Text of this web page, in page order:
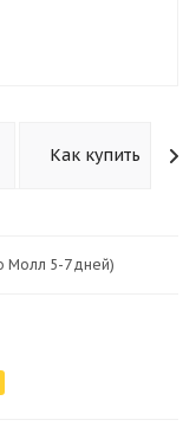
Как купить
Молл 5-7 дней)